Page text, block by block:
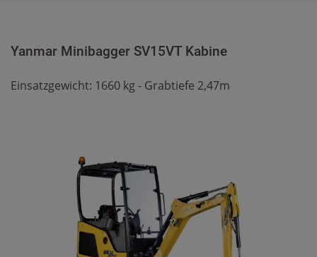
Yanmar Minibagger SV15VT Kabine
Einsatzgewicht: 1660 kg - Grabtiefe 2,47m